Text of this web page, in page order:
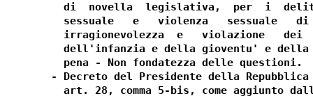
di  novella  legislativa,  per  i
sessuale   e   violenza   sessuale
irragionevolezza  e   violazione   dei
dell'infanzia e della gioventu' e
  pena - Non fondatezza delle questioni.
- Decreto del Presidente della
art. 28, comma 5-bis, come aggiunto